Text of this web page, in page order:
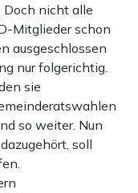
nicht alle
Mitglieder schon
ausgeschlossen
nur folgerichtig.
sie
so weiter. Nun
soll